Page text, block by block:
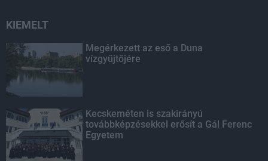
KIEMELT
Megérkezett az eső a Duna
vízgyűjtőjére
Kecskeméten is szakirányú
továbbképzésekkel erősít a Gál Ferenc
Egyetem